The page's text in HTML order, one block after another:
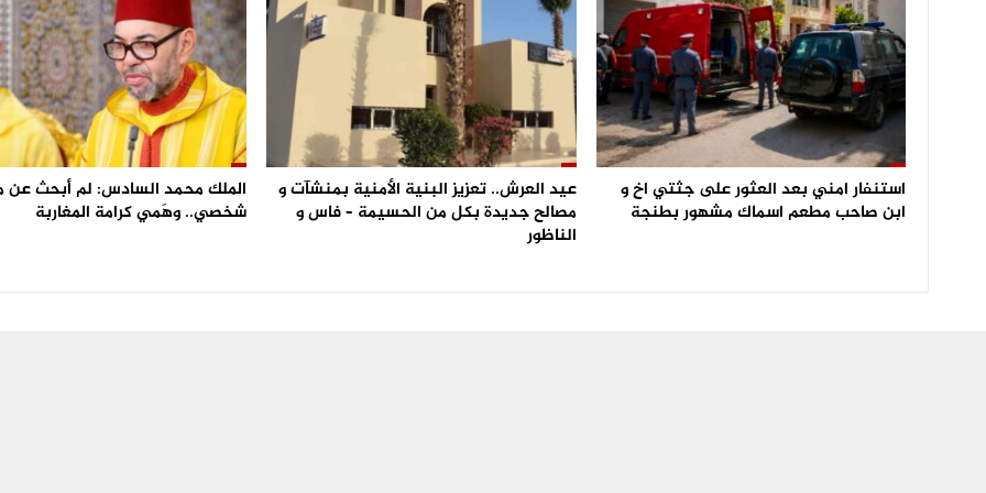
استنفار امني بعد العثور على جثتي اخ و
ابن صاحب مطعم اسماك مشهور بطنجة
عيد العرش.. تعزيز البنية الأمنية بمنشآت و
مصالح جديدة بكل من الحسيمة – فاس و
الناظور
الملك محمد السادس: لم أبحث عن
شخصي.. وهَمي كرامة المغاربة